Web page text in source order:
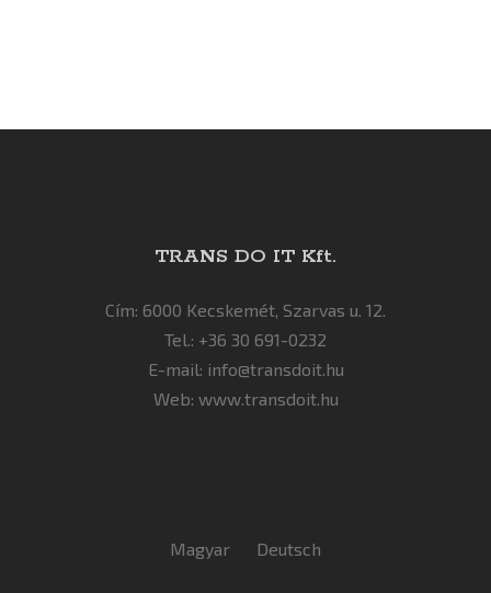
TRANS DO IT Kft.
Cím: 6000 Kecskemét, Szarvas u. 12.
Tel.: +36 30 691-0232
E-mail: info@transdoit.hu
Web: www.transdoit.hu
Magyar Deutsch